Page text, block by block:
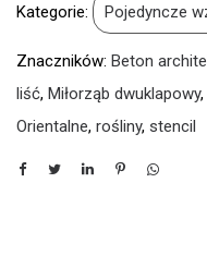
Kategorie: Pojedyncze
Znaczników: Beton
liść, Miłorząb dwuklapowy,
Orientalne, rośliny, stencil